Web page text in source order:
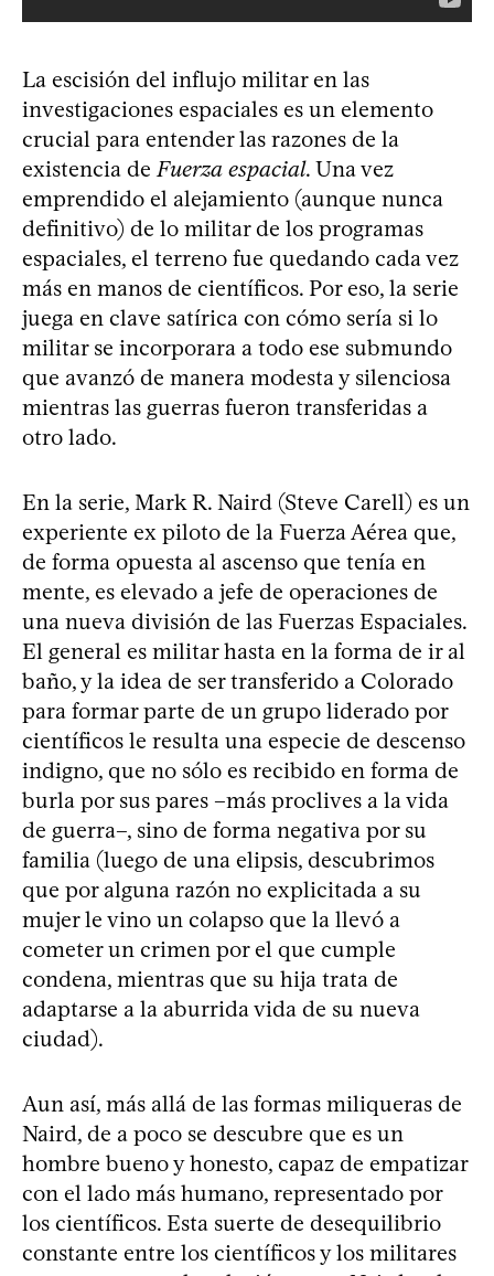
La escisión del influjo militar en las
investigaciones espaciales es un elemento
crucial para entender las razones de la
existencia deFuerza espacial. Una vez
emprendido el alejamiento (aunque nunca
definitivo) de lo militar de los programas
espaciales, el terreno fue quedando cada vez
más en manos de científicos. Por eso, la serie
juega en clave satírica con cómo sería si lo
militar se incorporara a todo ese submundo
que avanzó de manera modesta y silenciosa
mientras las guerras fueron transferidas a
otro lado.
En la serie, Mark R. Naird (Steve Carell) es un
experiente ex piloto de la Fuerza Aérea que,
de forma opuesta al ascenso que tenía en
mente, es elevado a jefe de operaciones de
una nueva división de las Fuerzas Espaciales.
El general es militar hasta en la forma de ir al
baño, y la idea de ser transferido a Colorado
para formar parte de un grupo liderado por
científicos le resulta una especie de descenso
indigno, que no sólo es recibido en forma de
burla por sus pares –más proclives a la vida
de guerra–, sino de forma negativa por su
familia (luego de una elipsis, descubrimos
que por alguna razón no explicitada a su
mujer le vino un colapso que la llevó a
cometer un crimen por el que cumple
condena, mientras que su hija trata de
adaptarse a la aburrida vida de su nueva
ciudad).
Aun así, más allá de las formas miliqueras de
Naird, de a poco se descubre que es un
hombre bueno y honesto, capaz de empatizar
con el lado más humano, representado por
los científicos. Esta suerte de desequilibrio
constante entre los científicos y los militares